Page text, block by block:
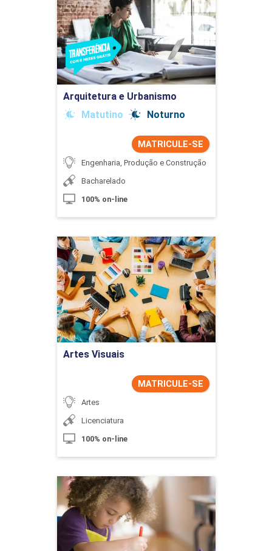
Arquitetura e Urbanismo
Matutino
Noturno
MATRICULE-SE
Engenharia, Produção e Construção
Bacharelado
100% on-line
Detalhes do curso
Ir para Inscrição
Artes Visuais
MATRICULE-SE
Artes
Licenciatura
100% on-line
Artes Visuais
Detalhes do curso
Ir para Inscrição
Artes Visuais - Licenciatura
Detalhes do curso